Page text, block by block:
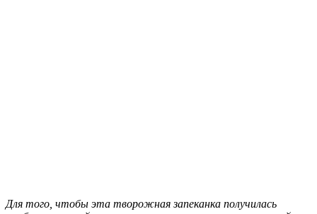
Для того, чтобы эта творожная запеканка получилась